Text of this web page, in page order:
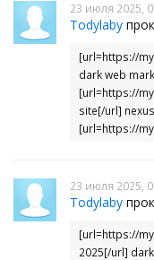
23 июля 2025,
Todylaby
[url=https://
dark web
[url=https://
site[/url]
[url=https://
23 июля 2025,
Todylaby
[url=https://
2025[/url]